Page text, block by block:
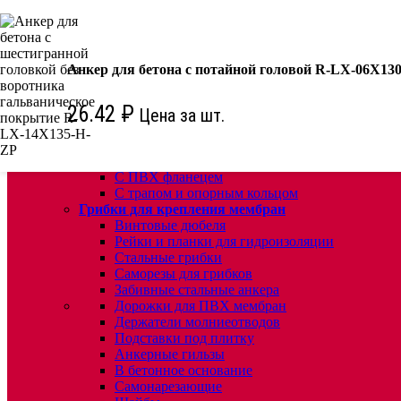
КРЕПЕЖ:
Для кровли
Водосточные воронки
Комплектующие для кровельных воронок
Кровельные воронки с листвоуловителем
Воронки с листвоуловителем и обжимным
С ПВХ фланецем
С трапом и опорным кольцом
Грибки для крепления мембран
Винтовые дюбеля
Рейки и планки для гидроизоляции
Стальные грибки
Саморезы для грибков
Забивные стальные анкера
Дорожки для ПВХ мембран
Держатели молниеотводов
Подставки под плитку
Анкерные гильзы
В бетонное основание
Самонарезающие
Анкер для бетона с потайной головой R-LX-
26.42 ₽ Цена за шт.